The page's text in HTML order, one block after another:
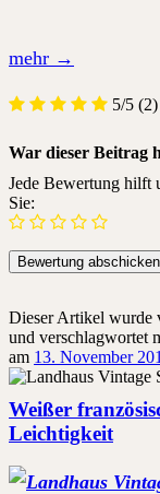
mehr →
5/5 (2)
War dieser Beitrag
Jede Bewertung hilft
Sie:
Dieser Artikel wurde
und verschlagwortet
am 13. November
Weißer
Leichtigkeit